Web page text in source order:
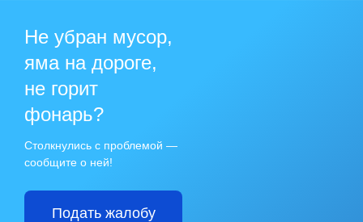
Не убран мусор,
яма на дороге,
не горит
фонарь?
Столкнулись с проблемой —
сообщите о ней!
Подать жалобу